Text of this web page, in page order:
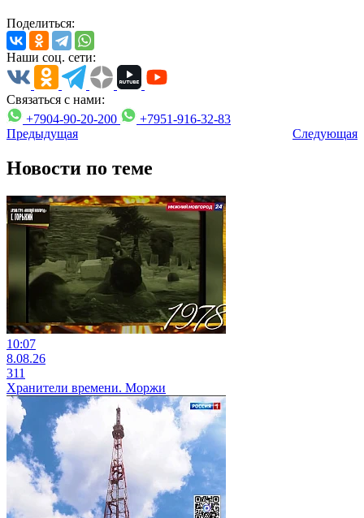
Поделиться:
Наши соц. сети:
Связаться с нами:
+7904-90-20-200
+7951-916-32-83
Предыдущая
Следующая
Новости по теме
10:07
8.08.26
311
Хранители времени. Моржи